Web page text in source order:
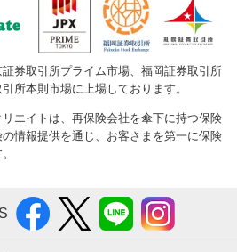
券取引所プライム市場、福岡証券取引所
所本則市場に上場しております。
リエイトは、再保険会社を傘下に持つ保険
情報提供を通じ、お客さまを第一に保険